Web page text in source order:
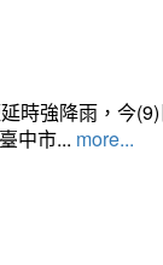
時強降雨，今
中市... more...